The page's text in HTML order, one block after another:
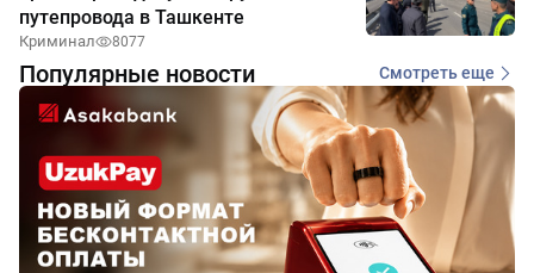
путепровода в Ташкенте
Криминал 8077
Популярные новости Смотреть еще